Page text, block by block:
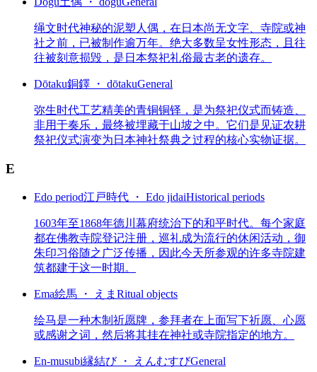
绳文时代神秘的泥塑人偶，在日本尚无文字、寺院或神
社之前，已被制作逾万年。绝大多数呈女性形态，且往
往被刻意损毁，是日本祭祀礼俗最古老的遗存。
Dōtaku銅鐸 ・ dōtakuGeneral
弥生时代工艺精美的青铜铜铎，是为祭祀仪式而铸造、
非用于奏乐，最终被埋藏于山坡之中。它们是见证农耕
祭祀仪式演变为日本神社祭典之过程的核心实物证据。
E
Edo period江戸時代 ・ Edo jidaiHistorical periods
1603年至1868年德川幕府统治下的和平时代。每个家庭
都在佛教寺院登记注册，巡礼成为流行的休闲活动，御
朱印习俗随之广泛传播，因此今天所参观的许多寺院建
筑都建于这一时期。
Ema絵馬 ・ えま Ritual objects
绘马是一种木制祈愿牌，参拜者在上面写下祈愿、心愿
或感谢之词，然后将其挂在神社或寺院指定的地方。
En-musubi縁結び ・ えんむすびGeneral